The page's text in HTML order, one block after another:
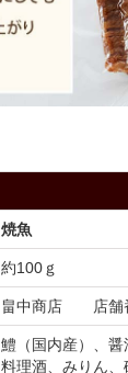
焼魚
約100ｇ
畠中商店 店舗
鱧（国内産）、醤
料理酒、みりん、